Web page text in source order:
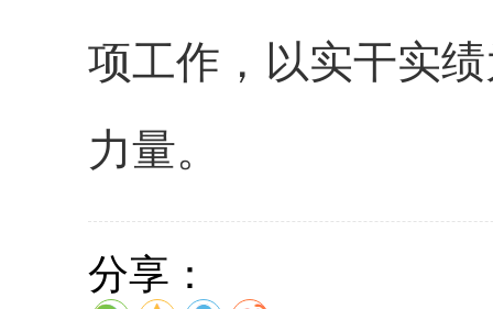
项工作，以实干实
力量。
分享：